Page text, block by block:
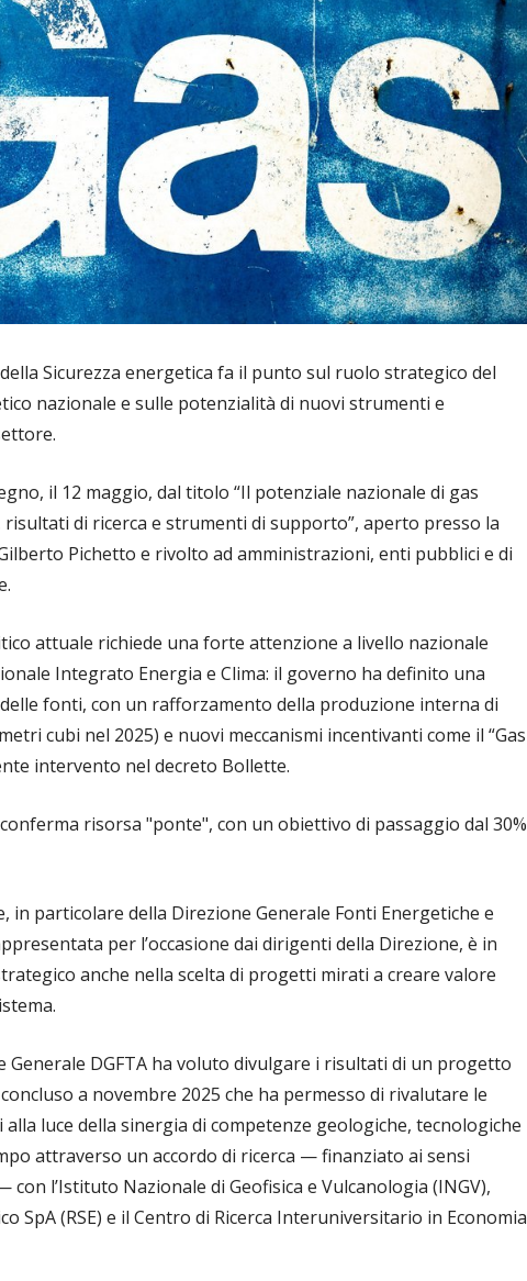
Sicurezza energetica fa il punto sul ruolo strategico del
nazionale e sulle potenzialità di nuovi strumenti e
il 12 maggio, dal titolo “Il potenziale nazionale di gas
di ricerca e strumenti di supporto”, aperto presso la
Pichetto e rivolto ad amministrazioni, enti pubblici e di
attuale richiede una forte attenzione a livello nazionale
Integrato Energia e Clima: il governo ha definito una
fonti, con un rafforzamento della produzione interna di
cubi nel 2025) e nuovi meccanismi incentivanti come il “Gas
intervento nel decreto Bollette.
risorsa "ponte", con un obiettivo di passaggio dal 30%
in particolare della Direzione Generale Fonti Energetiche e
per l’occasione dai dirigenti della Direzione, è in
anche nella scelta di progetti mirati a creare valore
Generale DGFTA ha voluto divulgare i risultati di un progetto
a novembre 2025 che ha permesso di rivalutare le
luce della sinergia di competenze geologiche, tecnologiche
attraverso un accordo di ricerca — finanziato ai sensi
con l’Istituto Nazionale di Geofisica e Vulcanologia (INGV),
SpA (RSE) e il Centro di Ricerca Interuniversitario in Economia